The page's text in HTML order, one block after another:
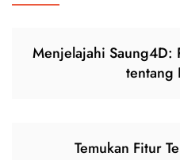
Menjelajahi Saung4D:
tentang
Temukan Fitur